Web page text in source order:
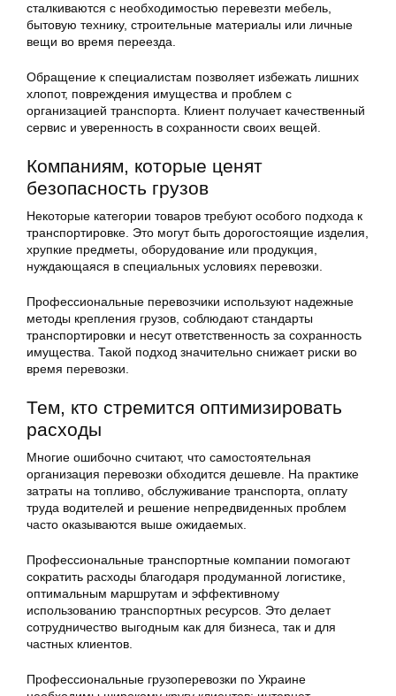
сталкиваются с необходимостью перевезти мебель,
бытовую технику, строительные материалы или личные
вещи во время переезда.
Обращение к специалистам позволяет избежать лишних
хлопот, повреждения имущества и проблем с
организацией транспорта. Клиент получает качественный
сервис и уверенность в сохранности своих вещей.
Компаниям, которые ценят
безопасность грузов
Некоторые категории товаров требуют особого подхода к
транспортировке. Это могут быть дорогостоящие изделия,
хрупкие предметы, оборудование или продукция,
нуждающаяся в специальных условиях перевозки.
Профессиональные перевозчики используют надежные
методы крепления грузов, соблюдают стандарты
транспортировки и несут ответственность за сохранность
имущества. Такой подход значительно снижает риски во
время перевозки.
Тем, кто стремится оптимизировать
расходы
Многие ошибочно считают, что самостоятельная
организация перевозки обходится дешевле. На практике
затраты на топливо, обслуживание транспорта, оплату
труда водителей и решение непредвиденных проблем
часто оказываются выше ожидаемых.
Профессиональные транспортные компании помогают
сократить расходы благодаря продуманной логистике,
оптимальным маршрутам и эффективному
использованию транспортных ресурсов. Это делает
сотрудничество выгодным как для бизнеса, так и для
частных клиентов.
Профессиональные грузоперевозки по Украине